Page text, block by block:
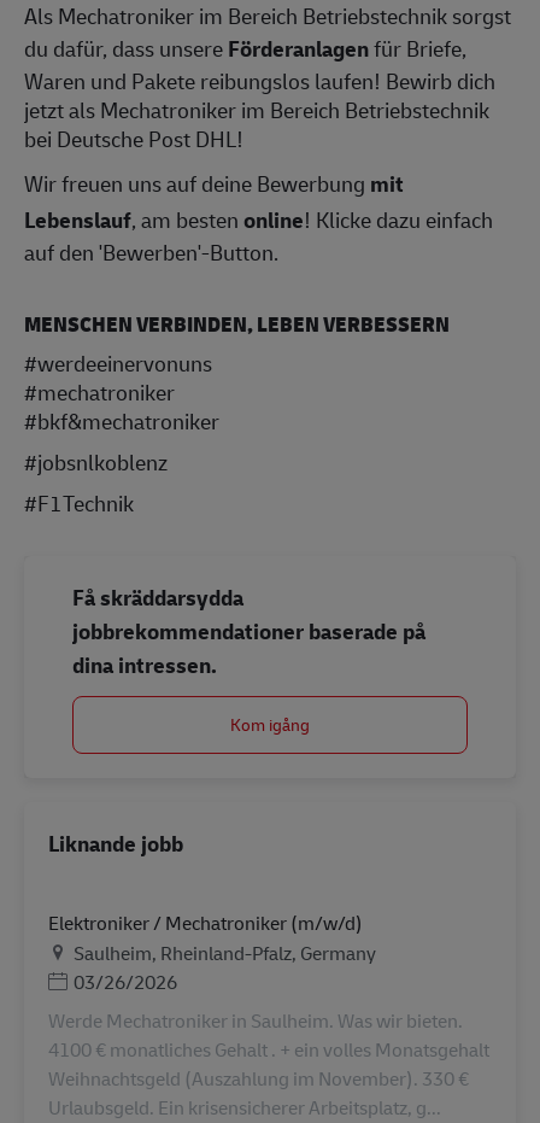
Als Mechatroniker im Bereich Betriebstechnik sorgst
du dafür, dass unsereFörderanlagenfür Briefe,
Waren und Pakete reibungslos laufen! Bewirb dich
jetzt als Mechatroniker im Bereich Betriebstechnik
bei Deutsche Post DHL!
Wir freuen uns auf deine Bewerbung mit
Lebenslauf, am bestenonline! Klicke dazu einfach
auf den 'Bewerben'-Button.
MENSCHEN VERBINDEN, LEBEN VERBESSERN
#werdeeinervonuns
#mechatroniker
#bkf&mechatroniker
#jobsnlkoblenz
#F1Technik
Få skräddarsydda
jobbrekommendationer baserade på
dina intressen.
Kom igång
Liknande jobb
Elektroniker / Mechatroniker (m/w/d)
PlatsSaulheim, Rheinland-Pfalz, Germany
Posted Date
03/26/2026
Werde Mechatroniker in Saulheim. Was wir bieten.
4100 € monatliches Gehalt . + ein volles Monatsgehalt
Weihnachtsgeld (Auszahlung im November). 330 €
Urlaubsgeld. Ein krisensicherer Arbeitsplatz, g...